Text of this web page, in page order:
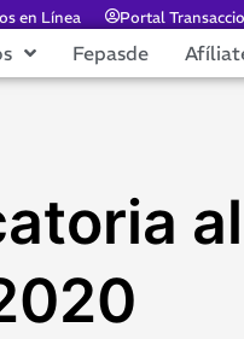
en Línea Portal
Fepasde